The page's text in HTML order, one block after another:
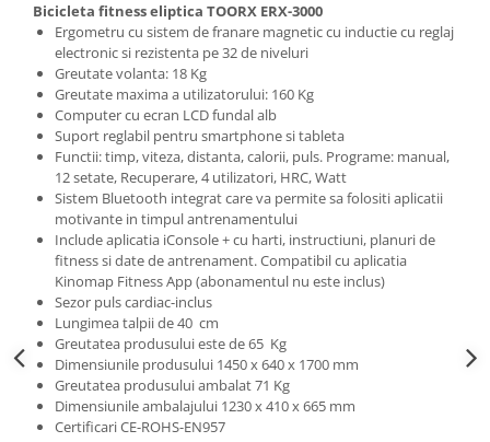
Bicicleta fitness eliptica TOORX ERX-3000
Ergometru cu sistem de franare magnetic cu inductie cu reglaj
electronic si rezistenta pe 32 de niveluri
Greutate volanta: 18 Kg
Greutate maxima a utilizatorului: 160 Kg
Computer cu ecran LCD fundal alb
Suport reglabil pentru smartphone si tableta
Functii: timp, viteza, distanta, calorii, puls. Programe: manual,
12 setate, Recuperare, 4 utilizatori, HRC, Watt
Sistem Bluetooth integrat care va permite sa folositi aplicatii
motivante in timpul antrenamentului
Include aplicatia iConsole + cu harti, instructiuni, planuri de
fitness si date de antrenament. Compatibil cu aplicatia
Kinomap Fitness App (abonamentul nu este inclus)
Sezor puls cardiac-inclus
Lungimea talpii de 40 cm
Greutatea produsului este de 65 Kg
Dimensiunile produsului 1450 x 640 x 1700 mm
Greutatea produsului ambalat 71 Kg
Dimensiunile ambalajului 1230 x 410 x 665 mm
Certificari CE-ROHS-EN957